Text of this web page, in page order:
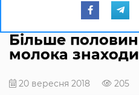
Більше
молока
20 вересня 2018 205